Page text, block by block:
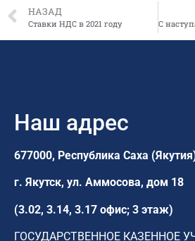
НАЗАД
Ставки НДС в 2021 году
Наш адрес
677000, Республика Саха
г. Якутск, ул. Аммосова, дом 18
(3.02, 3.14, 3.17 офис; 3 этаж)
ГОСУДАРСТВЕННОЕ КАЗЕННОЕ